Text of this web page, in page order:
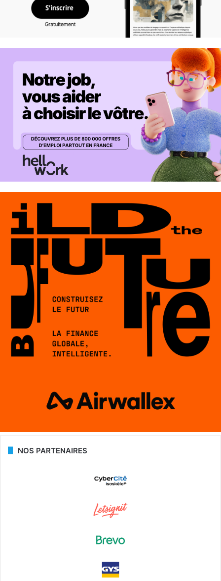
NOS PARTENAIRES